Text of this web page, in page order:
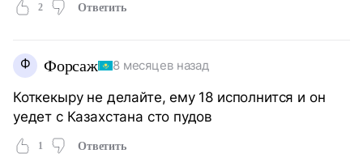
2 Ответить
Ф Форсаж 8 месяцев назад
Коткекыру не делайте, ему 18 исполнится и он
уедет с Казахстана сто пудов
1 Ответить